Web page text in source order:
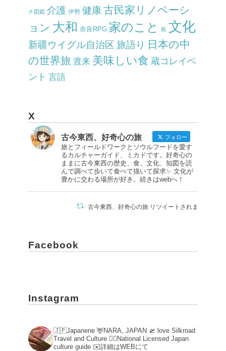
チ図鑑 介護 伊勢 健康 古民家リノベーシ
ョン 大和 奈良RPG 家のこと 島 文化
新疆ウイグル自治区 旅語り 日本の中
の世界旅 渡来 美味しい食 蔵コレイベ
ント 言語
X
古今東西、好奇心の旅 フォロー
旅とフィールドワークとソウルフードを愛す
るカルチャーガイド、ミカドです。好奇心の
ままに古今東西の歴史、食、文化、知図を読
んで調べて歩いて食べて描いて探求✨ 文化が
豊かに交わる場所が好き。続きはwebへ！
古今東西、好奇心の旅 リツイートされました
おそらくこのアカウントをフォロー
ありがたいことに無料でPDFがダウンロ
ードできるようになっていますので、ぜ
https://www.metmuseum.org/ja/met-
publications/beyond-babylon...
Facebook
Instagram
🇯🇵Japanene 🦌NARA, JAPAN 🛫 love Silkroad
Travel and Culture 💁‍♀️National Licensed Japan
culture guide ✉️詳細はWEBにて